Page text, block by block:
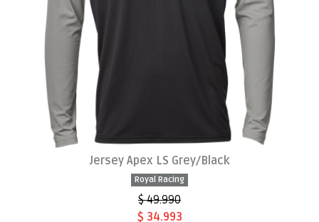
Jersey Apex LS Grey/Black
Royal Racing
$ 49.990
$ 34.993